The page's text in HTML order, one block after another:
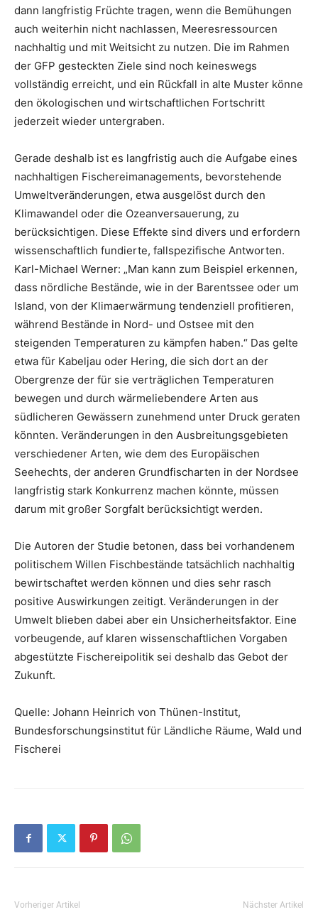
dann langfristig Früchte tragen, wenn die Bemühungen
auch weiterhin nicht nachlassen, Meeresressourcen
nachhaltig und mit Weitsicht zu nutzen. Die im Rahmen
der GFP gesteckten Ziele sind noch keineswegs
vollständig erreicht, und ein Rückfall in alte Muster könne
den ökologischen und wirtschaftlichen Fortschritt
jederzeit wieder untergraben.
Gerade deshalb ist es langfristig auch die Aufgabe eines
nachhaltigen Fischereimanagements, bevorstehende
Umweltveränderungen, etwa ausgelöst durch den
Klimawandel oder die Ozeanversauerung, zu
berücksichtigen. Diese Effekte sind divers und erfordern
wissenschaftlich fundierte, fallspezifische Antworten.
Karl-Michael Werner: „Man kann zum Beispiel erkennen,
dass nördliche Bestände, wie in der Barentssee oder um
Island, von der Klimaerwärmung tendenziell profitieren,
während Bestände in Nord- und Ostsee mit den
steigenden Temperaturen zu kämpfen haben.“ Das gelte
etwa für Kabeljau oder Hering, die sich dort an der
Obergrenze der für sie verträglichen Temperaturen
bewegen und durch wärmeliebendere Arten aus
südlicheren Gewässern zunehmend unter Druck geraten
könnten. Veränderungen in den Ausbreitungsgebieten
verschiedener Arten, wie dem des Europäischen
Seehechts, der anderen Grundfischarten in der Nordsee
langfristig stark Konkurrenz machen könnte, müssen
darum mit großer Sorgfalt berücksichtigt werden.
Die Autoren der Studie betonen, dass bei vorhandenem
politischem Willen Fischbestände tatsächlich nachhaltig
bewirtschaftet werden können und dies sehr rasch
positive Auswirkungen zeitigt. Veränderungen in der
Umwelt blieben dabei aber ein Unsicherheitsfaktor. Eine
vorbeugende, auf klaren wissenschaftlichen Vorgaben
abgestützte Fischereipolitik sei deshalb das Gebot der
Zukunft.
Quelle: Johann Heinrich von Thünen-Institut,
Bundesforschungsinstitut für Ländliche Räume, Wald und
Fischerei
Vorheriger Artikel Nächster Artikel